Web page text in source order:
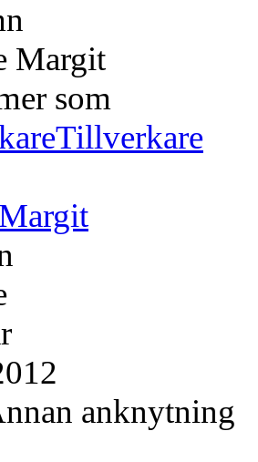
Margit
som
Tillverkare
Margit
anknytning